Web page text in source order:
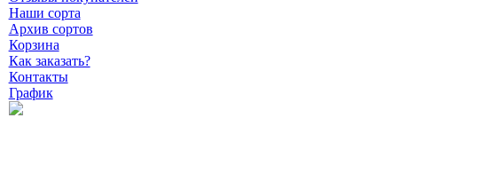
Наши сорта
Архив сортов
Корзина
Как заказать?
Контакты
График